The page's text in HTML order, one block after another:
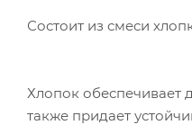
Состоит из смеси
Хлопок обеспечивает
также придает